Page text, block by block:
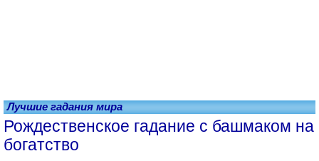
Лучшие гадания мира
Рождественское гадание с башмаком на
богатство